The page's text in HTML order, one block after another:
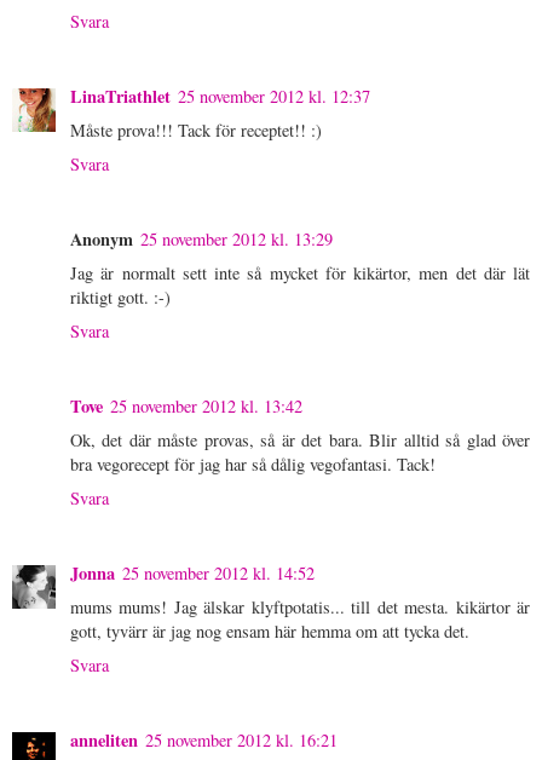
Svara
LinaTriathlet 25 november 2012 kl. 12:37
Måste prova!!! Tack för receptet!! :)
Svara
Anonym 25 november 2012 kl. 13:29
Jag är normalt sett inte så mycket för kikärtor, men det där lät
riktigt gott. :-)
Svara
Tove 25 november 2012 kl. 13:42
Ok, det där måste provas, så är det bara. Blir alltid så glad över
bra vegorecept för jag har så dålig vegofantasi. Tack!
Svara
Jonna 25 november 2012 kl. 14:52
mums mums! Jag älskar klyftpotatis... till det mesta. kikärtor är
gott, tyvärr är jag nog ensam här hemma om att tycka det.
Svara
anneliten 25 november 2012 kl. 16:21